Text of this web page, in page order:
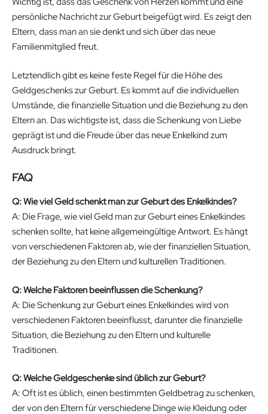
persönliche Nachricht zur Geburt beigefügt wird. Es zeigt den
Eltern, dass man an sie denkt und sich über das neue
Familienmitglied freut.
Letztendlich gibt es keine feste Regel für die Höhe des
Geldgeschenks zur Geburt. Es kommt auf die individuellen
Umstände, die finanzielle Situation und die Beziehung zu den
Eltern an. Das wichtigste ist, dass die Schenkung von Liebe
geprägt ist und die Freude über das neue Enkelkind zum
Ausdruck bringt.
FAQ
Q: Wie viel Geld schenkt man zur Geburt des Enkelkindes?
A: Die Frage, wie viel Geld man zur Geburt eines Enkelkindes
schenken sollte, hat keine allgemeingültige Antwort. Es hängt
von verschiedenen Faktoren ab, wie der finanziellen Situation,
der Beziehung zu den Eltern und kulturellen Traditionen.
Q: Welche Faktoren beeinflussen die Schenkung?
A: Die Schenkung zur Geburt eines Enkelkindes wird von
verschiedenen Faktoren beeinflusst, darunter die finanzielle
Situation, die Beziehung zu den Eltern und kulturelle
Traditionen.
Q: Welche Geldgeschenke sind üblich zur Geburt?
A: Oft ist es üblich, einen bestimmten Geldbetrag zu schenken,
der von den Eltern für verschiedene Dinge wie Kleidung oder